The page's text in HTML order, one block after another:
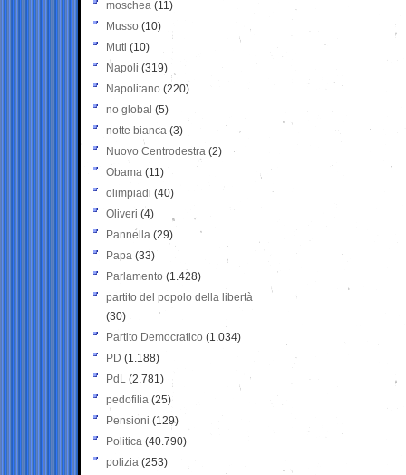
moschea (11)
Musso (10)
Muti (10)
Napoli (319)
Napolitano (220)
no global (5)
notte bianca (3)
Nuovo Centrodestra (2)
Obama (11)
olimpiadi (40)
Oliveri (4)
Pannella (29)
Papa (33)
Parlamento (1.428)
partito del popolo della libertà
(30)
Partito Democratico (1.034)
PD (1.188)
PdL (2.781)
pedofilia (25)
Pensioni (129)
Politica (40.790)
polizia (253)